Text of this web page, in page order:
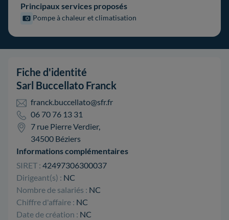
Principaux services proposés
Pompe à chaleur et climatisation
Fiche d'identité
Sarl Buccellato Franck
franck.buccellato@sfr.fr
06 70 76 13 31
7 rue Pierre Verdier,
34500 Béziers
Informations complémentaires
SIRET : 42497306300037
Dirigeant(s) : NC
Nombre de salariés : NC
Chiffre d'affaire : NC
Date de création : NC